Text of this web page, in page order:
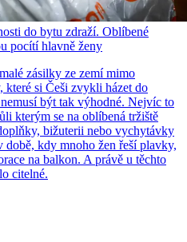
do bytu zdraží. Oblíbené
pocítí hlavně ženy
zásilky ze zemí mimo
které si Češi zvykli házet do
být tak výhodné. Nejvíc to
kterým se na oblíbená tržiště
bižuterii nebo vychytávky
době, kdy mnoho žen řeší plavky,
na balkon. A právě u těchto
citelné.